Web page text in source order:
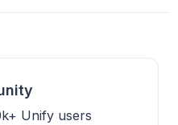
Unify users